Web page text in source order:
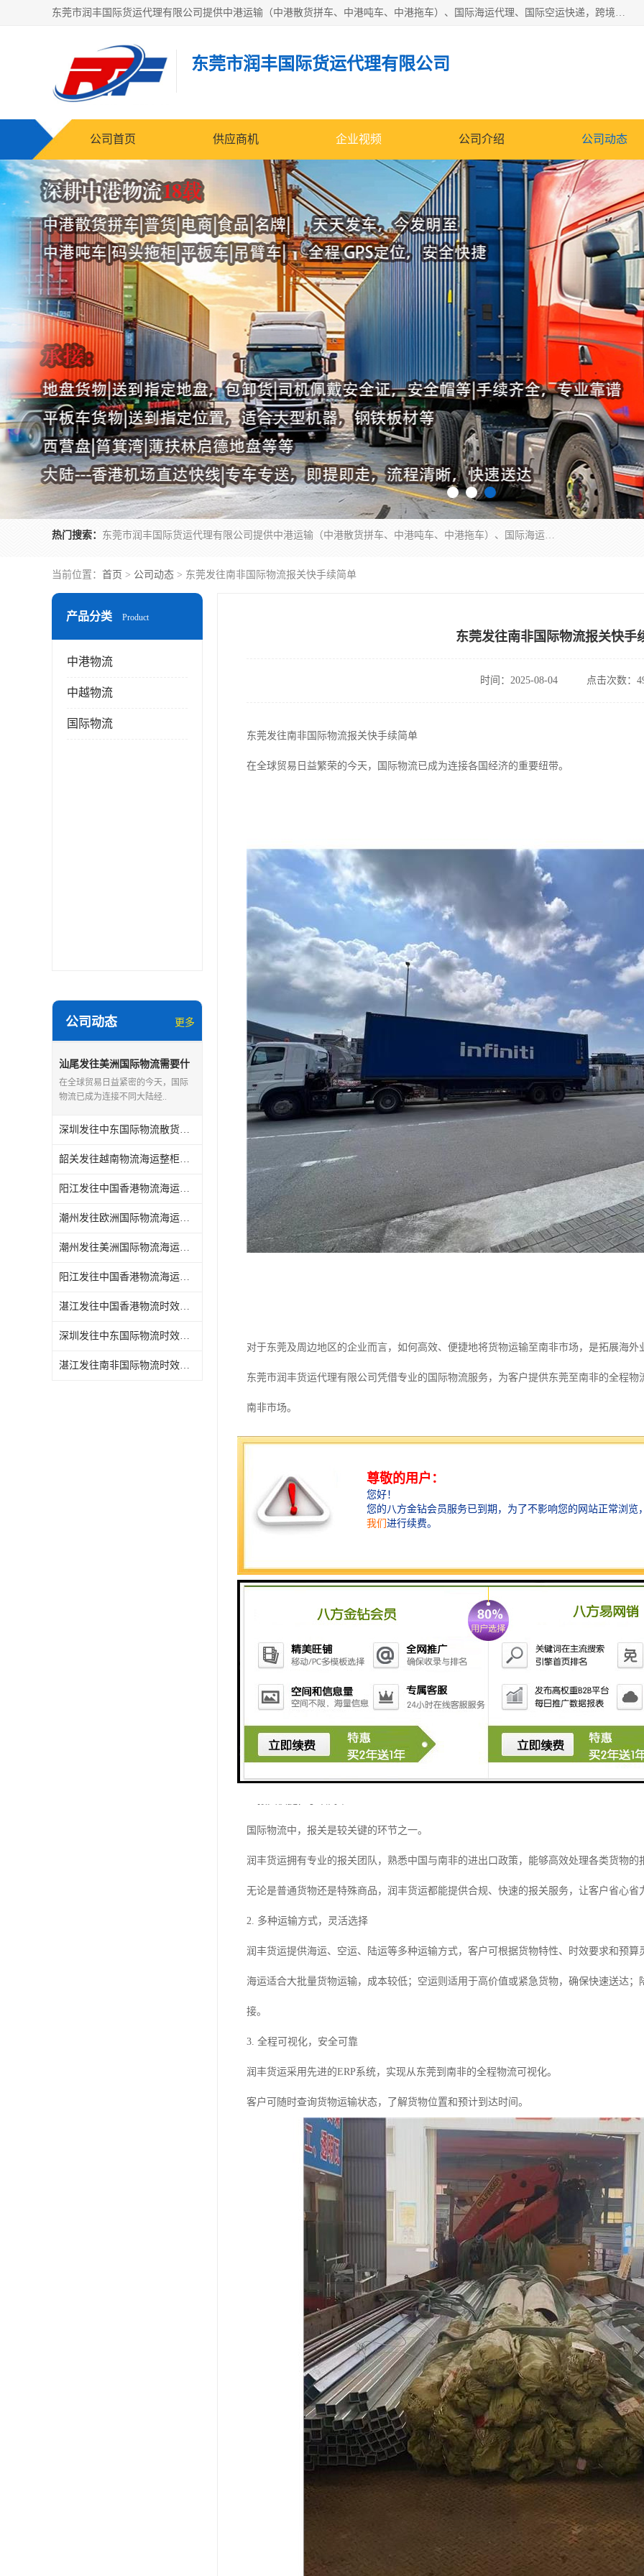
东莞市润丰国际货运代理有限公司提供中港运输（中港散货拼车、中港吨车、中港拖车）、国际海运代理、国际空运快递，跨境电商，亚马逊FBA，国内物流园服务，进出口报关，仓储，提供给客户整套运输解决方案和增值服务
东莞市润丰国际货运代理有限公司
公司首页 供应商机 企业视频 公司介绍 公司动态
热门搜索： 东莞市润丰国际货运代理有限公司提供中港运输（中港散货拼车、中港吨车、中港拖车）、国际海运代理、国际空运快递，跨境电商，亚马逊FBA，国内物流园服务，进出口报关，仓储，提供给客户整套运输解决方案和增值服务
当前位置： 首页 > 公司动态 > 东莞发往南非国际物流报关快手续简单
产品分类 Product
中港物流
中越物流
国际物流
公司动态 更多
汕尾发往美洲国际物流需要什
么条件
在全球贸易日益紧密的今天，国际
物流已成为连接不同大陆经..
深圳发往中东国际物流散货怎么计费
韶关发往越南物流海运整柜怎么计费贴心服务
阳江发往中国香港物流海运需要什么文件
潮州发往欧洲国际物流海运需要什么文件
潮州发往美洲国际物流海运需要什么文件
阳江发往中国香港物流海运整柜怎么计费贴心服务
湛江发往中国香港物流时效需要几天
深圳发往中东国际物流时效需要几天
湛江发往南非国际物流时效需要几天
东莞发往南非国际物流报关快手
时间：2025-08-04 点击次数：
东莞发往南非国际物流报关快手续简单
在全球贸易日益繁荣的今天，国际物流已成为连接各国经济的重要纽带。
对于东莞及周边地区的企业而言，如何高效、便捷地将货物运输至南非市场，是拓展海外
东莞市润丰货运代理有限公司凭借专业的国际物流服务，为客户提供东莞至南非的全程
南非市场。
国际物流：全球贸易的重要支撑
国际物流是连接全球贸易的桥梁，涉及跨国运输、仓储、报关、保险等一系列复杂环节。
它利用海运、空运、陆运等多种运输方式，将商品从生产地高效、安全地送达全球各地消
国际物流公司需具备丰富的国际贸易知识、专业的物流操作能力和强大的全球网络，以
随着电子商务的兴起和全球供应链的日益紧密，国际物流行业正快速发展，不断创新服
国际物流的高效运作，不仅促进了全球贸易的繁荣，也推动了各国经济的增长和文化的交
南非作为非洲经济较发达的国家之一，市场潜力巨大，是众多中国企业拓展海外业务的重
然而，由于距离遥远、运输环节复杂，许多企业在物流环节面临诸多挑战，如报关流程
国际物流中，报关是较关键的环节之一。
润丰货运拥有专业的报关团队，熟悉中国与南非的进出口政策，能够高效处理各类货物
无论是普通货物还是特殊商品，润丰货运都能提供合规、快速的报关服务，让客户省心省
2. 多种运输方式，灵活选择
润丰货运提供海运、空运、陆运等多种运输方式，客户可根据货物特性、时效要求和预算
海运适合大批量货物运输，成本较低；空运则适用于高价值或紧急货物，确保快速送达
接。
3. 全程可视化，安全可靠
润丰货运采用先进的ERP系统，实现从东莞到南非的全程物流可视化。
客户可随时查询货物运输状态，了解货物位置和预计到达时间。